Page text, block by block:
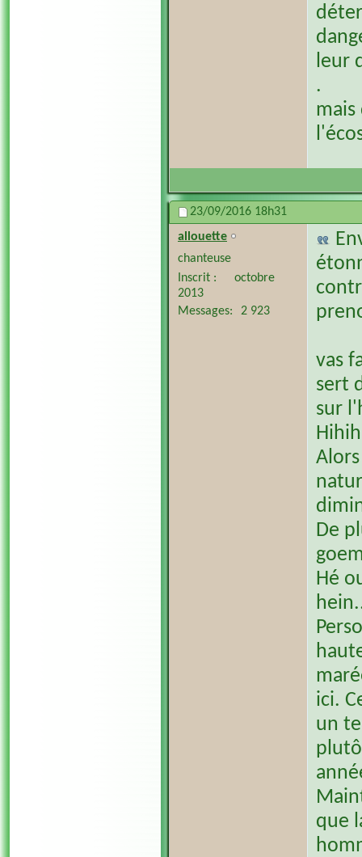
leur
.
23/09/2016 18h31
allouette
chanteuse
Inscrit
octobre
2013
Messages
2 923
vas
sert
sur
De
Hé
ici.
un
que